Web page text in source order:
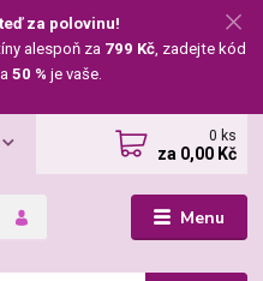
za polovinu!
alespoň za 799 Kč, zadejte kód
50 % je vaše.
Menu
0 ks
za 0,00 Kč